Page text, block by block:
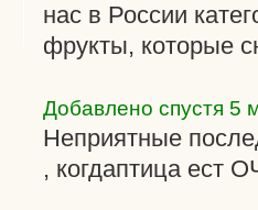
нас в России
фрукты, которые
Добавлено спустя 5
Неприятные
, когдаптица